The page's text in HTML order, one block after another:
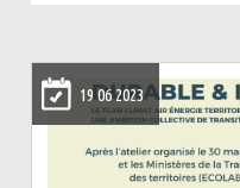
19 06 2023